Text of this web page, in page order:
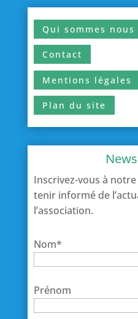
Qui sommes nous
Contact
Mentions légales
Plan du site
Inscrivez-vous à
tenir informé de
l’association.
Nom*
Prénom